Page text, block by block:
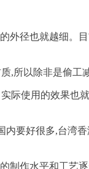
径也就越细。
以除非是偷工
使用的效果也
要好很多,台湾
作水平和工艺